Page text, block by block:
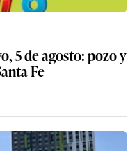
5 de agosto: pozo y
Fe